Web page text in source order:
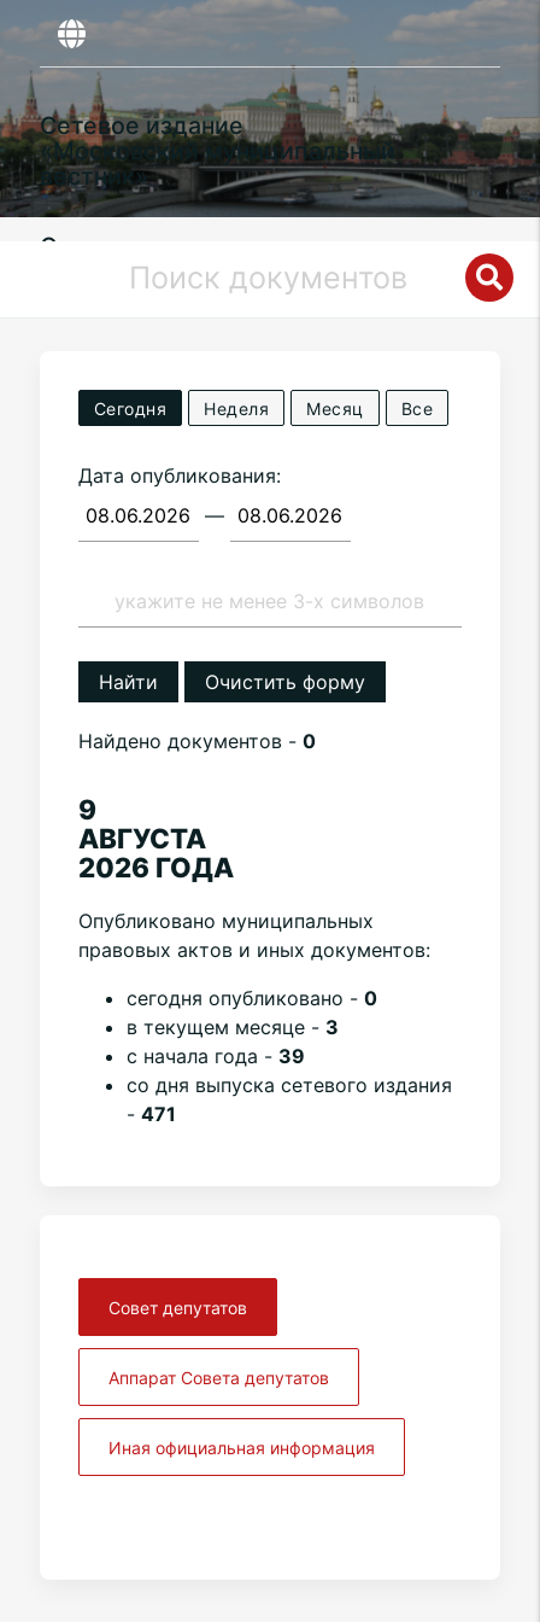
Сетевое издание
«Московский муниципальный
вестник»
Органы местного самоуправления
муниципального округаВосточное
Дегунино в городе Москве
Сегодня Неделя Месяц Все
Дата опубликования:
—
Найти Очистить форму
Найдено документов - 0
9
АВГУСТА
2026 ГОДА
Опубликовано муниципальных
правовых актов и иных документов:
cегодня опубликовано - 0
в текущем месяце - 3
с начала года - 39
со дня выпуска сетевого издания
- 471
Совет депутатов
Аппарат Совета депутатов
Иная официальная информация